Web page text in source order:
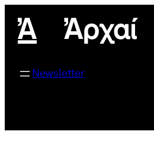
contenu
Newsletter